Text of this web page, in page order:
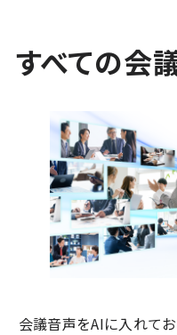
すべての会
会議音声をAIに入れて